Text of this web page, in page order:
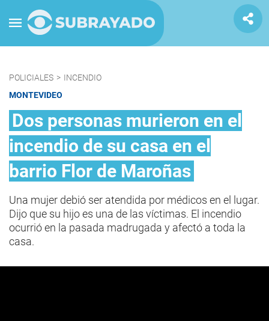
POLICIALES > INCENDIO
MONTEVIDEO
Dos personas murieron en el
incendio de su casa en el
barrio Flor de Maroñas
Una mujer debió ser atendida por médicos en el lugar.
Dijo que su hijo es una de las víctimas. El incendio
ocurrió en la pasada madrugada y afectó a toda la
casa.